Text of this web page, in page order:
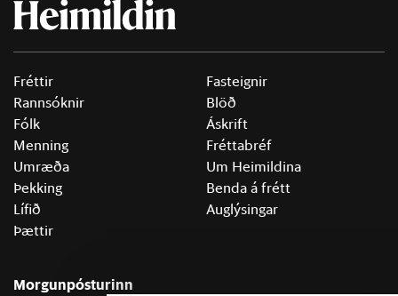
Fréttir
Rannsóknir
Fólk
Menning
Umræða
Þekking
Lífið
Þættir
Fasteignir
Blöð
Áskrift
Fréttabréf
Um Heimildina
Benda á frétt
Auglýsingar
Morgunpósturinn